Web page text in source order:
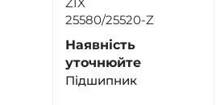
25580/25520-Z
Наявність
уточнюйте
Підшипник